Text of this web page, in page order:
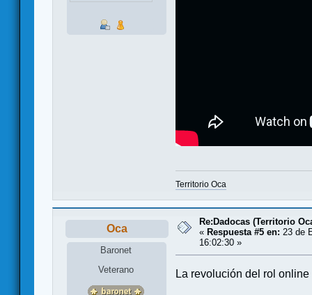
Territorio Oca
Oca
Baronet
Veterano
Re:Dadocas (Territorio
« Respuesta #5 en: 23 de
16:02:30 »
La revolución del rol online